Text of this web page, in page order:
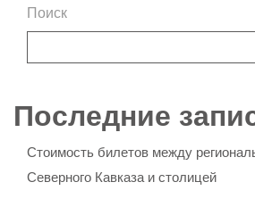
Поиск
Последние
Стоимость билетов между
Северного Кавказа и столицей